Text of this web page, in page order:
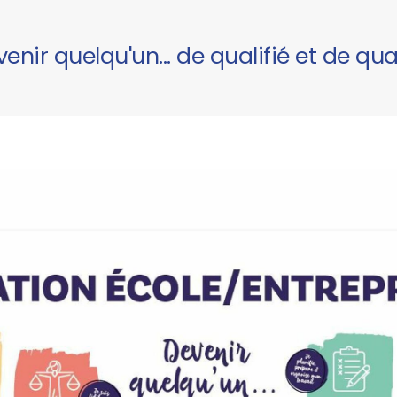
quelqu'un... de qualifié et de